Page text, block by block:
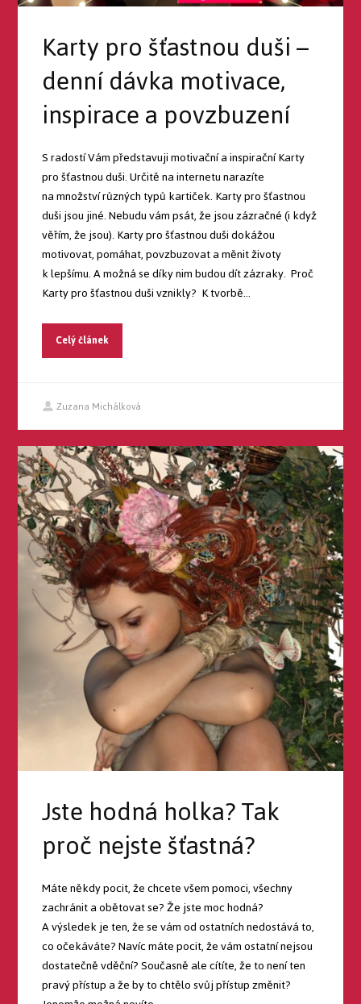
Karty pro šťastnou duši –
denní dávka motivace,
inspirace a povzbuzení
S radostí Vám představuji motivační a inspirační Karty
pro šťastnou duši. Určitě na internetu narazíte
na množství různých typů kartiček. Karty pro šťastnou
duši jsou jiné. Nebudu vám psát, že jsou zázračné (i když
věřím, že jsou). Karty pro šťastnou duši dokážou
motivovat, pomáhat, povzbuzovat a měnit životy
k lepšímu. A možná se díky nim budou dít zázraky. Proč
Karty pro šťastnou duši vznikly? K tvorbě...
Celý článek
Zuzana Michálková
Jste hodná holka? Tak
proč nejste šťastná?
Máte někdy pocit, že chcete všem pomoci, všechny
zachránit a obětovat se? Že jste moc hodná?
A výsledek je ten, že se vám od ostatních nedostává to,
co očekáváte? Navíc máte pocit, že vám ostatní nejsou
dostatečně vděční? Současně ale cítíte, že to není ten
pravý přístup a že by to chtělo svůj přístup změnit?